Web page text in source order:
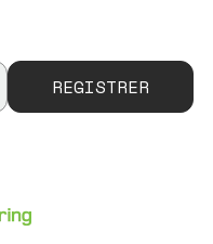
REGISTRER